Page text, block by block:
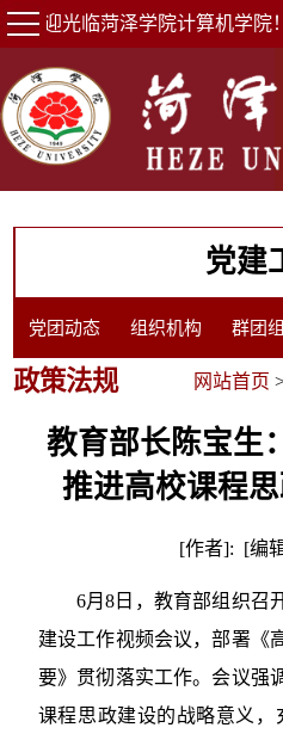
欢迎光临菏泽学院计算机学院！
党建
党团动态 组织机构 群团
政策法规 网站首页
教育部长陈宝生
推进高校课程
[作者]: [编
6月8日，教育部组织召
建设工作视频会议，部署《
要》贯彻落实工作。会议强
课程思政建设的战略意义，